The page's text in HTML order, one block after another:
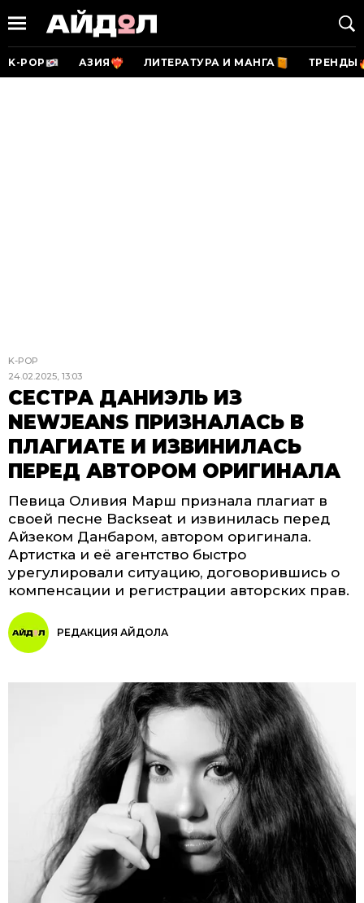
K-POP АЗИЯ ЛИТЕРАТУРА И МАНГА ТРЕНДЫ
K-POP
24.02.2025, 13:03
СЕСТРА ДАНИЭЛЬ ИЗ
NEWJEANS ПРИЗНАЛАСЬ В
ПЛАГИАТЕ И ИЗВИНИЛАСЬ
ПЕРЕД АВТОРОМ ОРИГИНАЛА
Певица Оливия Марш признала плагиат в
своей песне Backseat и извинилась перед
Айзеком Данбаром, автором оригинала.
Артистка и её агентство быстро
урегулировали ситуацию, договорившись о
компенсации и регистрации авторских прав.
РЕДАКЦИЯ АЙДОЛА